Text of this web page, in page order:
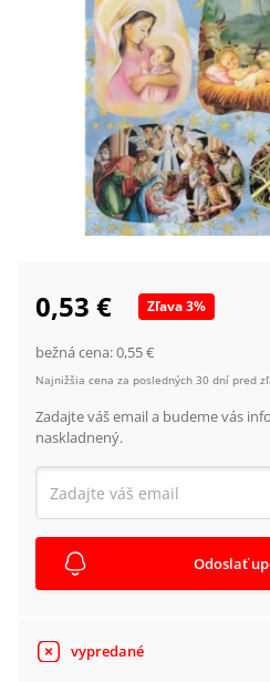
0,53 € Zľava3%
bežná cena:0,55 €
Najnižšia cena za posledných 30 dní pred
Zadajte váš email a budeme vás
naskladnený.
Odoslať
vypredané